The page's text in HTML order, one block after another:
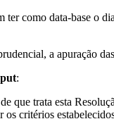
ter como data-base
a apuração
:
que trata esta
os critérios